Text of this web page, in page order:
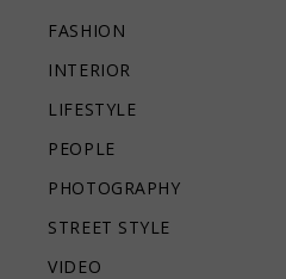
FASHION
INTERIOR
LIFESTYLE
PEOPLE
PHOTOGRAPHY
STREET STYLE
VIDEO